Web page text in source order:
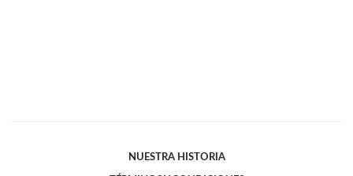
NUESTRA HISTORIA